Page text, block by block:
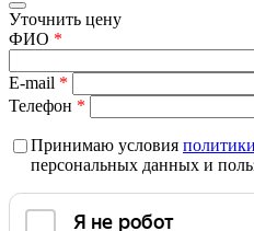
Уточнить цену
ФИО *
E-mail *
Телефон *
Принимаю условия политики
персональных данных и